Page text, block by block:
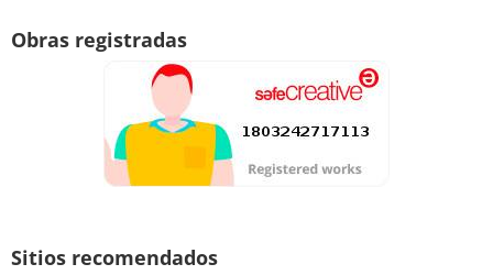
Obras registradas
Sitios recomendados